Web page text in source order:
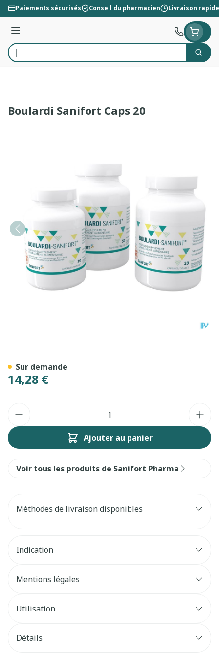
Aller au contenu
Paiements sécurisés Conseil du pharmacien Livraison rapide
Menu
Rechercher
Boulardi Sanifort Caps 20
14,28 €
Ajouter au panier
Sur demande
Voir tous les produits de Sanifort Pharma
Méthodes de livraison disponibles
Indication
Mentions légales
Utilisation
Détails